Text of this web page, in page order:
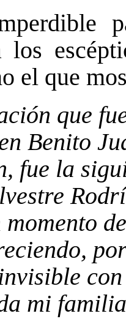
el que
que
Benito
fue la
mi